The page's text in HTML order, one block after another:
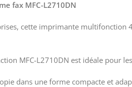
fax MFC-L2710DN
cette imprimante
MFC-L2710DN est idéale pour
dans une forme compacte et